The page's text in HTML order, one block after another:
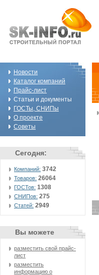
Новости
Каталог компаний
Прайс-лист
Статьи и документы
ГОСТы, СНИПы
О проекте
Советы
Сегодня:
Компаний: 3742
Товаров: 26064
ГОСТов: 1308
СНИПов: 275
Статей: 2949
Вы можете
разместить свой прайс-
лист
разместить
информацию о